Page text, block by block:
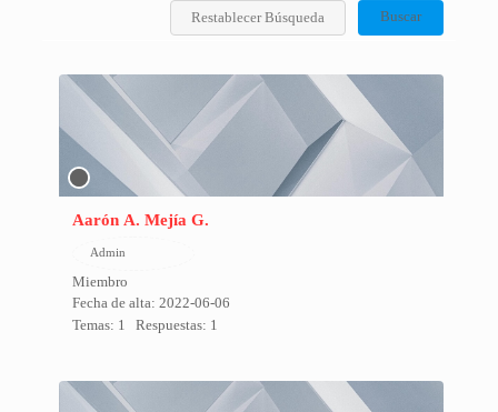
Aarón A. Mejía G.
Admin
Miembro
Fecha de alta: 2022-06-06
Temas: 1
Respuestas: 1